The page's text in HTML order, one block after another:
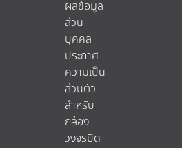
ผลข้อมูล
ส่วน
บุคคล
ประกาศ
ความเป็น
ส่วนตัว
สำหรับ
กล้อง
วงจรปิด